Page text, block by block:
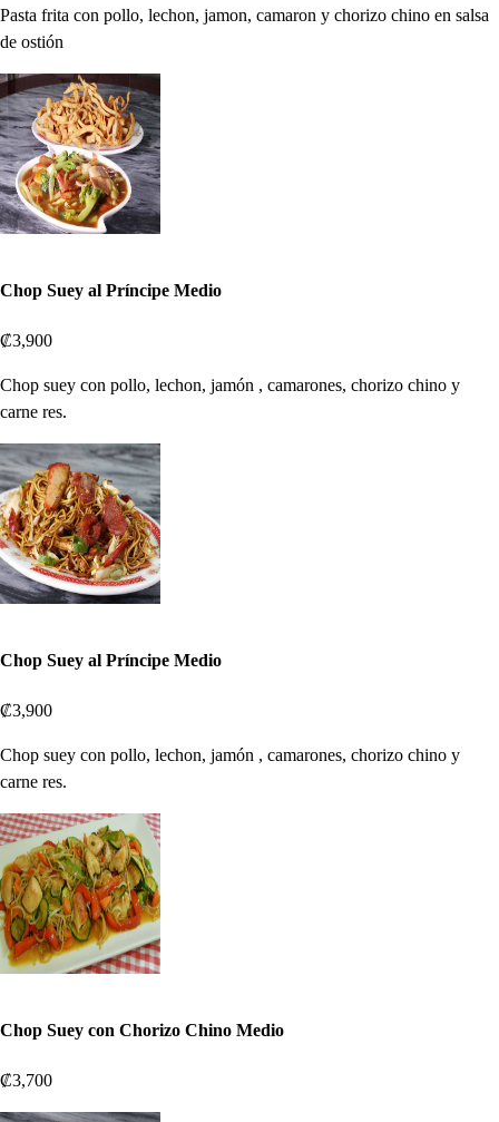
Pasta frita con pollo, lechon, jamon, camaron y chorizo chino en salsa
de ostión
Chop Suey al Príncipe Medio
₡3,900
Chop suey con pollo, lechon, jamón , camarones, chorizo chino y
carne res.
Chop Suey al Príncipe Medio
₡3,900
Chop suey con pollo, lechon, jamón , camarones, chorizo chino y
carne res.
Chop Suey con Chorizo Chino Medio
₡3,700